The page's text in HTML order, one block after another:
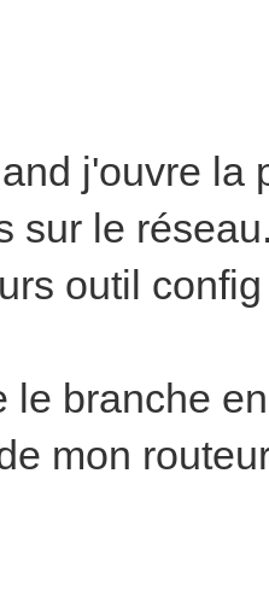
j'ouvre la
sur le
outil
le branche
mon